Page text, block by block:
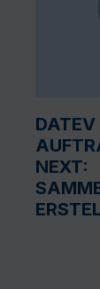
DATEV
NEXT: